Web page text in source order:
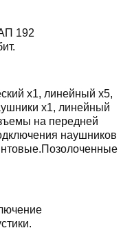
192
x1, линейный x5,
x1, линейный
на передней
наушников